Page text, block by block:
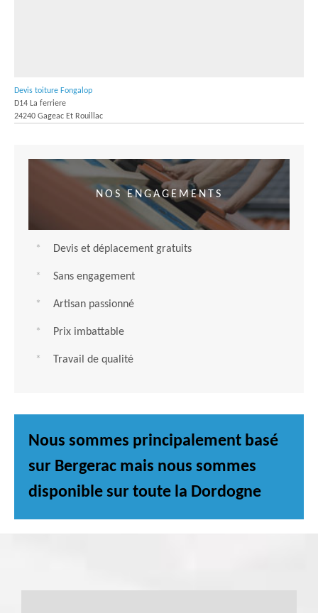
Devis toiture Fongalop
D14 La ferriere
24240 Gageac Et Rouillac
NOS ENGAGEMENTS
Devis et déplacement gratuits
Sans engagement
Artisan passionné
Prix imbattable
Travail de qualité
Nous sommes principalement basé
sur Bergerac mais nous sommes
disponible sur toute la Dordogne